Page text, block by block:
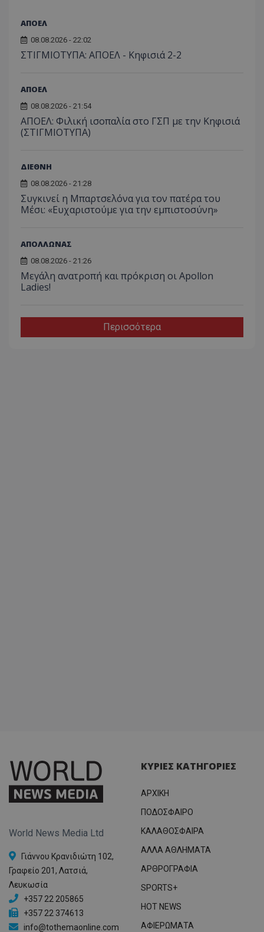
ΑΠΟΕΛ
08.08.2026 - 22:02
ΣΤΙΓΜΙΟΤΥΠΑ: ΑΠΟΕΛ - Κηφισιά 2-2
ΑΠΟΕΛ
08.08.2026 - 21:54
ΑΠΟΕΛ: Φιλική ισοπαλία στο ΓΣΠ με την Κηφισιά
(ΣΤΙΓΜΙΟΤΥΠΑ)
ΔΙΕΘΝΗ
08.08.2026 - 21:28
Συγκινεί η Μπαρτσελόνα για τον πατέρα του
Μέσι: «Ευχαριστούμε για την εμπιστοσύνη»
ΑΠΟΛΛΩΝΑΣ
08.08.2026 - 21:26
Μεγάλη ανατροπή και πρόκριση οι Apollon
Ladies!
Περισσότερα
World News Media Ltd
Γιάννου Κρανιδιώτη 102,
Γραφείο 201, Λατσιά,
Λευκωσία
+357 22 205865
+357 22 374613
info@tothemaonline.com
ΚΥΡΙΕΣ ΚΑΤΗΓΟΡΙΕΣ
ΑΡΧΙΚΗ
ΠΟΔΟΣΦΑΙΡΟ
ΚΑΛΑΘΟΣΦΑΙΡΑ
ΑΛΛΑ ΑΘΛΗΜΑΤΑ
ΑΡΘΡΟΓΡΑΦΙΑ
SPORTS+
HOT NEWS
ΑΦΙΕΡΩΜΑΤΑ